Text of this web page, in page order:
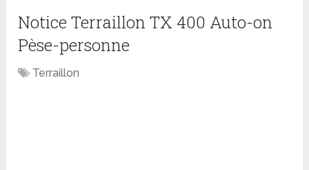
Notice Terraillon TX 400 Auto-on
Pèse-personne
Terraillon